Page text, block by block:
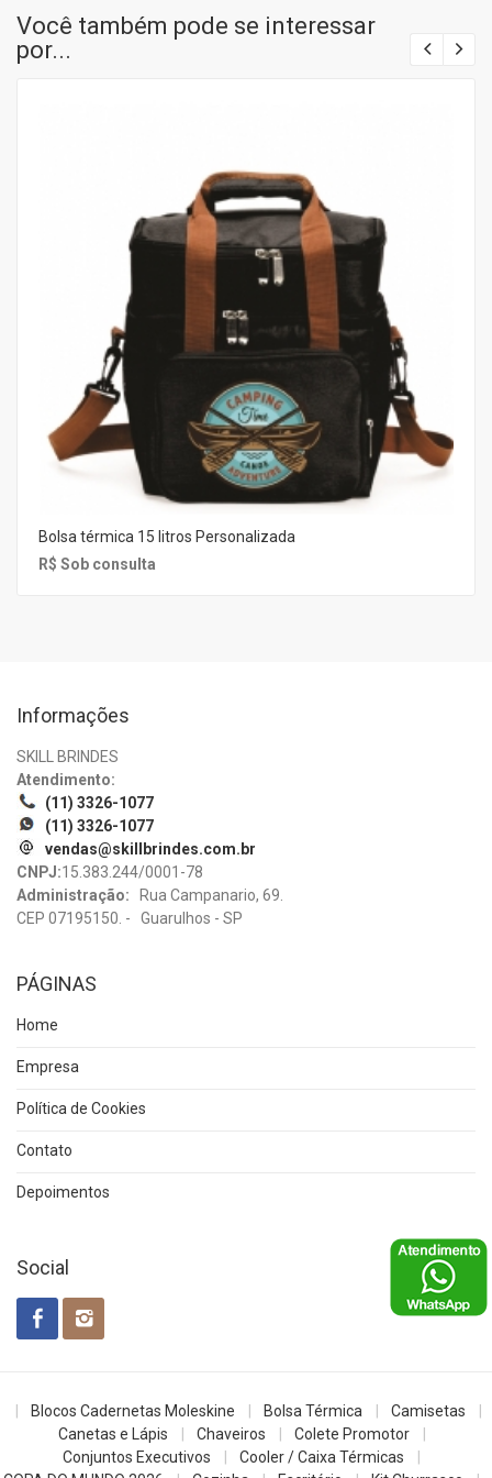
Você também pode se interessar
por...
Bolsa térmica 15 litros Personalizada
R$ Sob consulta
Informações
SKILL BRINDES
Atendimento:
(11) 3326-1077
(11) 3326-1077
vendas@skillbrindes.com.br
CNPJ:15.383.244/0001-78
Administração: Rua Campanario, 69.
CEP 07195150. - Guarulhos - SP
PÁGINAS
Home
Empresa
Política de Cookies
Contato
Depoimentos
Social
Blocos Cadernetas Moleskine Bolsa Térmica
Camisetas
Canetas e Lápis
Chaveiros
Colete Promotor
Conjuntos Executivos
Cooler / Caixa Térmicas